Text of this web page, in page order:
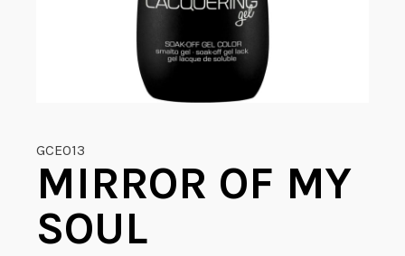
GCE013
MIRROR OF MY
SOUL